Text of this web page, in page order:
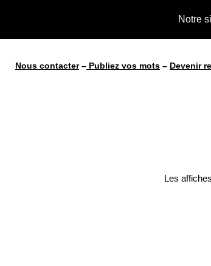
Notre
Nous contacter– Publiez vos mots – Devenir
Les affiches